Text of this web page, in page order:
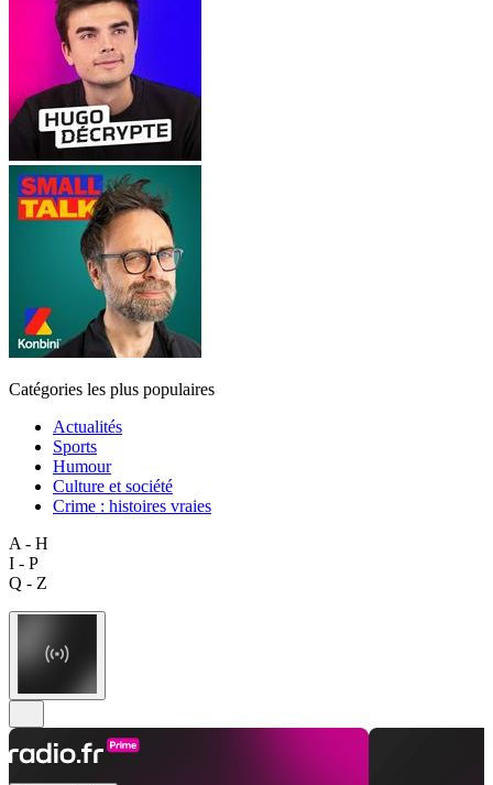
Catégories les plus populaires
Actualités
Sports
Humour
Culture et société
Crime : histoires vraies
A - H
I - P
Q - Z